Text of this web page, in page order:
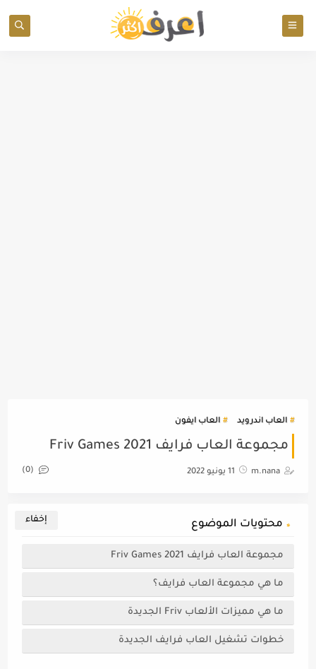
العاب اندرويد العاب ايفون
مجموعة العاب فرايف Friv Games 2021
m.nana 11 يونيو 2022 (0)
محتويات الموضوع
مجموعة العاب فرايف Friv Games 2021
ما هي مجموعة العاب فرايف؟
ما هي مميزات الألعاب Friv الجديدة
خطوات تشغيل العاب فرايف الجديدة